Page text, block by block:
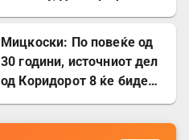
Мицкоски: По повеќе од
30 години, источниот дел
од Коридорот 8 ќе биде